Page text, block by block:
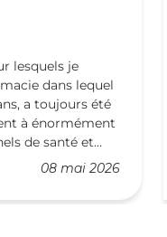
08 mai 2026
lesquels je
dans lequel
a toujours été
à énormément
de santé et
devient rare.
Malgré